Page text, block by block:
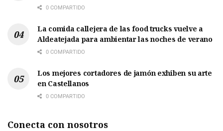
0 COMPARTIDO
La comida callejera de las food trucks vuelve a
Aldeatejada para ambientar las noches de verano
0 COMPARTIDO
Los mejores cortadores de jamón exhiben su arte
en Castellanos
0 COMPARTIDO
Conecta con nosotros